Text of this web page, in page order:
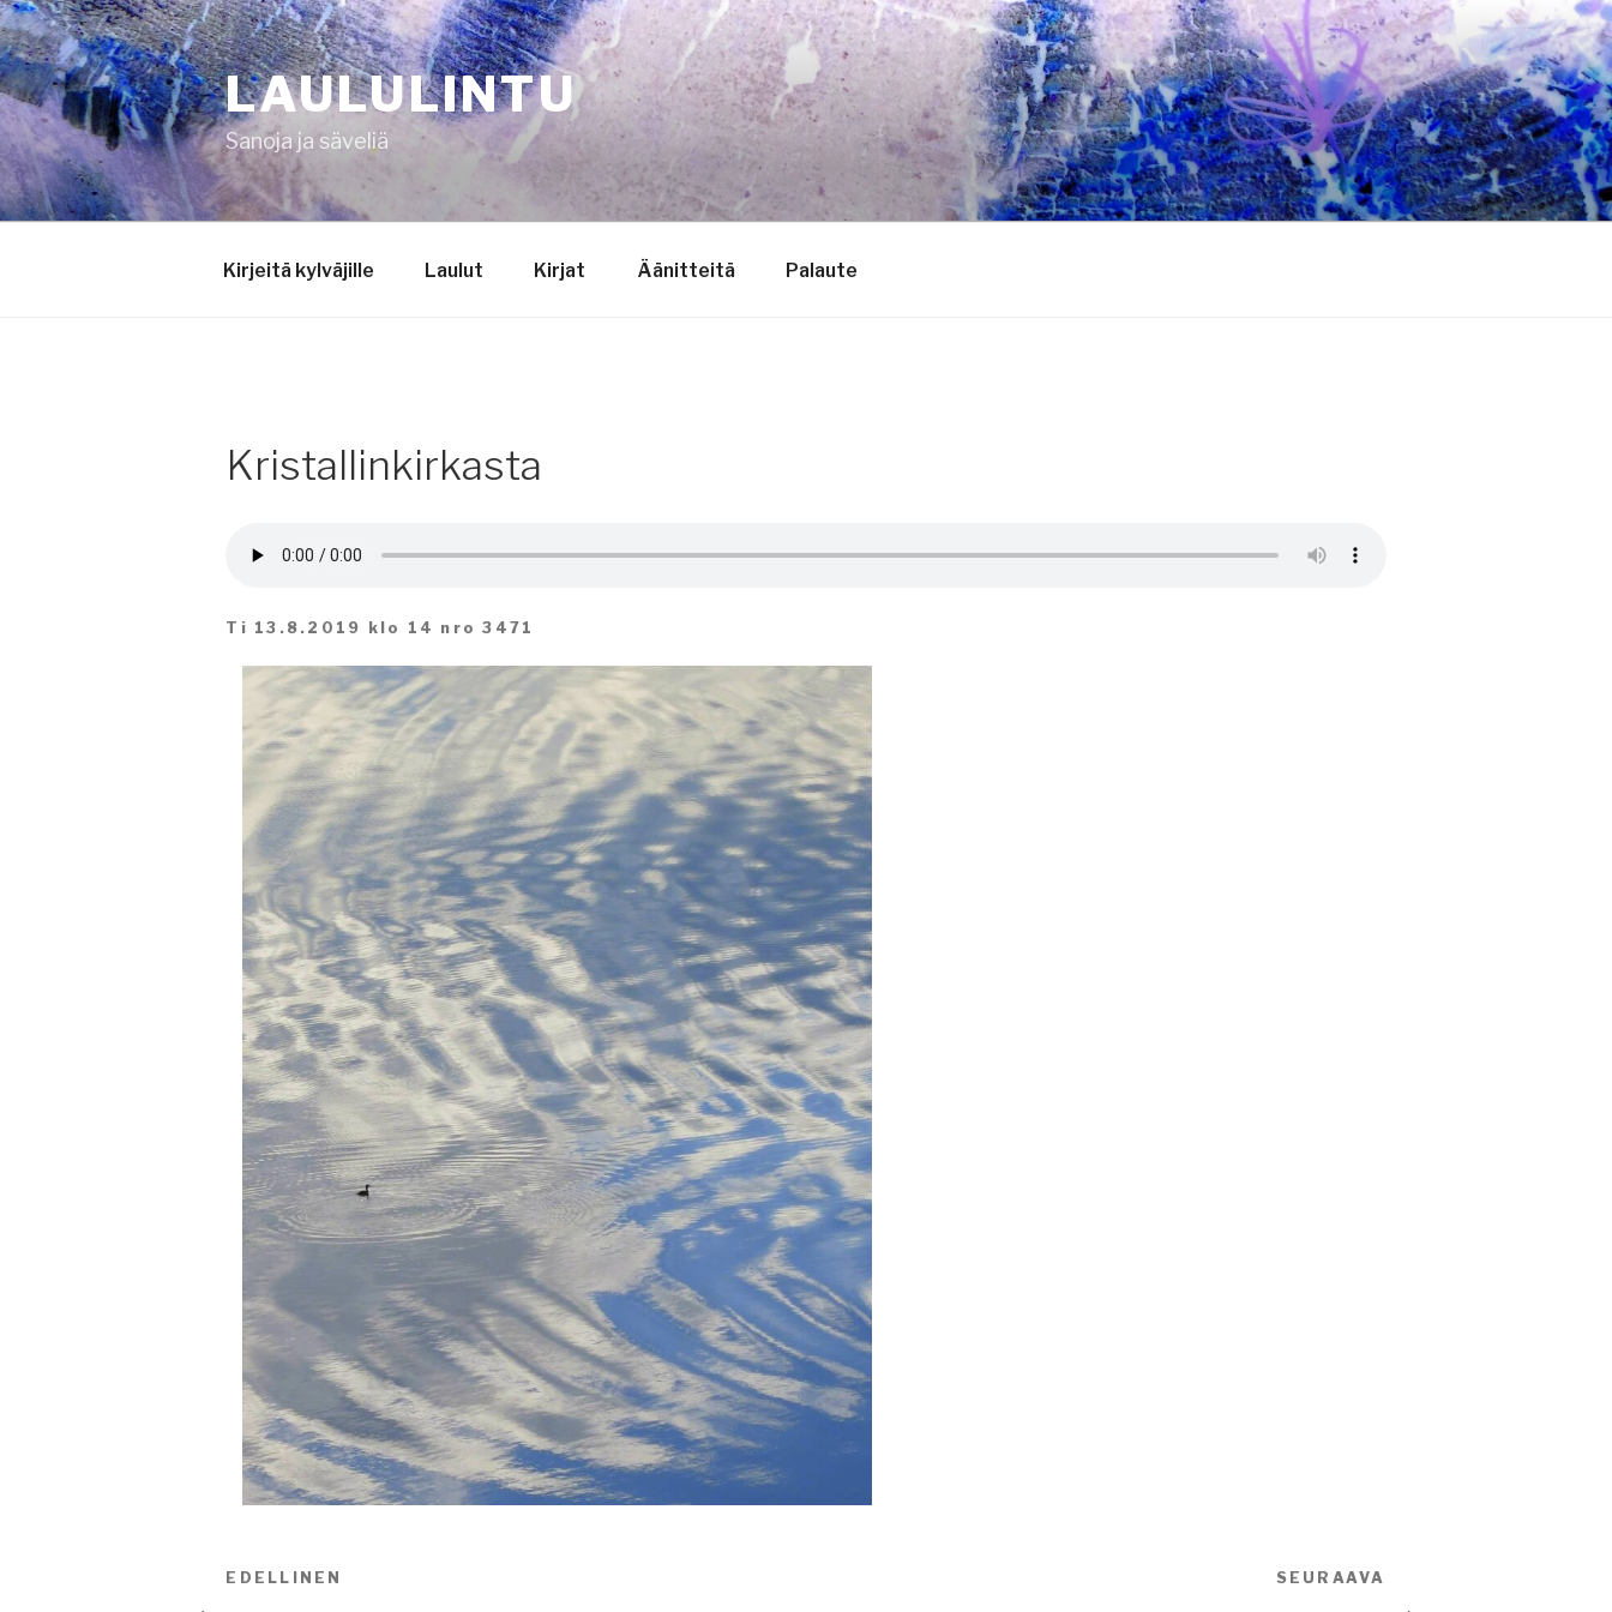
Siirry
sisältöön
LAULULINTU
Sanoja ja säveliä
Kirjeitä kylväjille Laulut Kirjat Äänitteitä Palaute
Kristallinkirkasta
Ti 13.8.2019 klo 14 nro 3471
Artikkelien
Edellinen
EDELLINEN SEURAAVA